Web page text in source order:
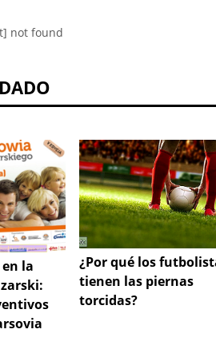
not found
la
¿Por qué los
tienen las piernas
torcidas?